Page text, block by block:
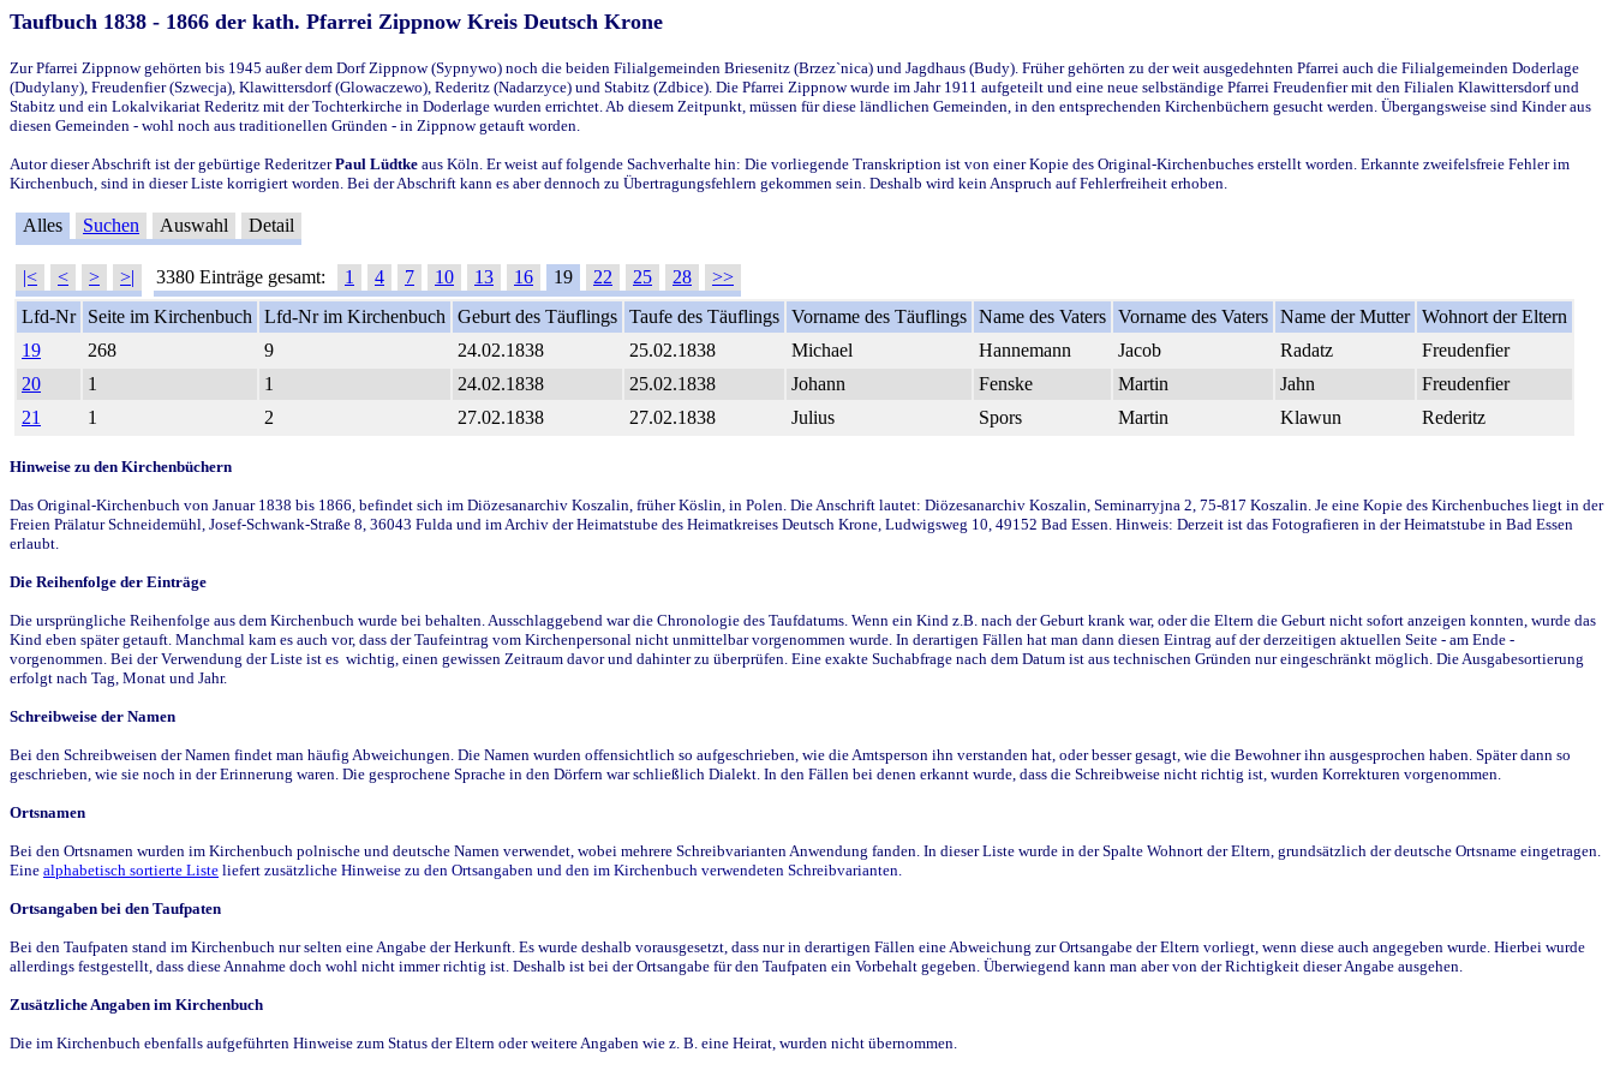
Taufbuch 1838 - 1866 der kath. Pfarrei Zippnow Kreis Deutsch Krone
Zur Pfarrei Zippnow gehörten bis 1945 außer dem Dorf Zippnow (Sypnywo) noch die beiden Filialgemeinden Briesenitz (Brzez`nica) und Jagdhaus (Budy). Früher gehörten zu der weit ausgedehnten Pfarrei auch die Filialgemeinden Doderlage
(Dudylany), Freudenfier (Szwecja), Klawittersdorf (Glowaczewo), Rederitz (Nadarzyce) und Stabitz (Zdbice). Die Pfarrei Zippnow wurde im Jahr 1911 aufgeteilt und eine neue selbständige Pfarrei Freudenfier mit den Filialen Klawittersdorf und
Stabitz und ein Lokalvikariat Rederitz mit der Tochterkirche in Doderlage wurden errichtet. Ab diesem Zeitpunkt, müssen für diese ländlichen Gemeinden, in den entsprechenden Kirchenbüchern gesucht werden. Übergangsweise sind Kinder aus
diesen Gemeinden - wohl noch aus traditionellen Gründen - in Zippnow getauft worden.
Autor dieser Abschrift ist der gebürtige RederitzerPaul Lüdtke aus Köln. Er weist auf folgende Sachverhalte hin: Die vorliegende Transkription ist von einer Kopie des Original-Kirchenbuches erstellt worden. Erkannte zweifelsfreie Fehler im
Kirchenbuch, sind in dieser Liste korrigiert worden. Bei der Abschrift kann es aber dennoch zu Übertragungsfehlern gekommen sein. Deshalb wird kein Anspruch auf Fehlerfreiheit erhoben.
Alles Suchen Auswahl Detail
|< < > >| 3380 Einträge gesamt: 1 4 7 10 13 16 19 22 25 28
>>
Lfd-Nr
Seite im Kirchenbuch Lfd-Nr im Kirchenbuch Geburt des Täuflings Taufe des Täuflings Vorname des Täuflings Name des Vaters Vorname des Vaters Name der Mutter Wohnort der Eltern
19
268 9 24.02.1838 25.02.1838 Michael Hannemann Jacob Radatz
Freudenfier
20
1 1 24.02.1838 25.02.1838 Johann Fenske Martin Jahn
Freudenfier
21
1 2 27.02.1838 27.02.1838 Julius Spors Martin Klawun Rederitz
Hinweise zu den Kirchenbüchern
Das Original-Kirchenbuch von Januar 1838 bis 1866, befindet sich im Diözesanarchiv Koszalin, früher Köslin, in Polen. Die Anschrift lautet: Diözesanarchiv Koszalin, Seminarryjna 2, 75-817 Koszalin. Je eine Kopie des Kirchenbuches liegt in der
Freien Prälatur Schneidemühl, Josef-Schwank-Straße 8, 36043 Fulda und im Archiv der Heimatstube des Heimatkreises Deutsch Krone, Ludwigsweg 10, 49152 Bad Essen. Hinweis: Derzeit ist das Fotografieren in der Heimatstube in Bad Essen
erlaubt.
Die Reihenfolge der Einträge
Die ursprüngliche Reihenfolge aus dem Kirchenbuch wurde bei behalten. Ausschlaggebend war die Chronologie des Taufdatums. Wenn ein Kind z.B. nach der Geburt krank war, oder die Eltern die Geburt nicht sofort anzeigen konnten, wurde das
Kind eben später getauft. Manchmal kam es auch vor, dass der Taufeintrag vom Kirchenpersonal nicht unmittelbar vorgenommen wurde. In derartigen Fällen hat man dann diesen Eintrag auf der derzeitigen aktuellen Seite - am Ende -
vorgenommen. Bei der Verwendung der Liste ist es wichtig, einen gewissen Zeitraum davor und dahinter zu überprüfen. Eine exakte Suchabfrage nach dem Datum ist aus technischen Gründen nur eingeschränkt möglich. Die Ausgabesortierung
erfolgt nach Tag, Monat und Jahr.
Schreibweise der Namen
Bei den Schreibweisen der Namen findet man häufig Abweichungen. Die Namen wurden offensichtlich so aufgeschrieben, wie die Amtsperson ihn verstanden hat, oder besser gesagt, wie die Bewohner ihn ausgesprochen haben. Später dann so
geschrieben, wie sie noch in der Erinnerung waren. Die gesprochene Sprache in den Dörfern war schließlich Dialekt. In den Fällen bei denen erkannt wurde, dass die Schreibweise nicht richtig ist, wurden Korrekturen vorgenommen.
Ortsnamen
Bei den Ortsnamen wurden im Kirchenbuch polnische und deutsche Namen verwendet, wobei mehrere Schreibvarianten Anwendung fanden. In dieser Liste wurde in der Spalte Wohnort der Eltern, grundsätzlich der deutsche Ortsname eingetragen.
Eine alphabetisch sortierte Liste liefert zusätzliche Hinweise zu den Ortsangaben und den im Kirchenbuch verwendeten Schreibvarianten.
Ortsangaben bei den Taufpaten
Bei den Taufpaten stand im Kirchenbuch nur selten eine Angabe der Herkunft. Es wurde deshalb vorausgesetzt, dass nur in derartigen Fällen eine Abweichung zur Ortsangabe der Eltern vorliegt, wenn diese auch angegeben wurde. Hierbei wurde
allerdings festgestellt, dass diese Annahme doch wohl nicht immer richtig ist. Deshalb ist bei der Ortsangabe für den Taufpaten ein Vorbehalt gegeben. Überwiegend kann man aber von der Richtigkeit dieser Angabe ausgehen.
Zusätzliche Angaben im Kirchenbuch
Die im Kirchenbuch ebenfalls aufgeführten Hinweise zum Status der Eltern oder weitere Angaben wie z. B. eine Heirat, wurden nicht übernommen.